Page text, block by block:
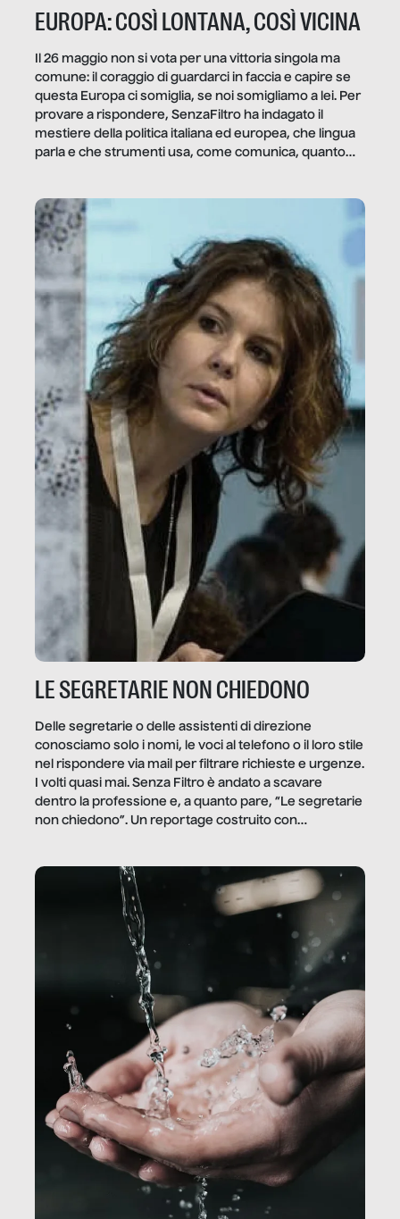
EUROPA: COSÌ LONTANA, COSÌ VICINA
Il 26 maggio non si vota per una vittoria singola ma
comune: il coraggio di guardarci in faccia e capire se
questa Europa ci somiglia, se noi somigliamo a lei. Per
provare a rispondere, SenzaFiltro ha indagato il
mestiere della politica italiana ed europea, che lingua
parla e che strumenti usa, come comunica, quanto
LE SEGRETARIE NON CHIEDONO
Delle segretarie o delle assistenti di direzione
conosciamo solo i nomi, le voci al telefono o il loro stile
nel rispondere via mail per filtrare richieste e urgenze.
I volti quasi mai. Senza Filtro è andato a scavare
dentro la professione e, a quanto pare, “Le segretarie
non chiedono”. Un reportage costruito con